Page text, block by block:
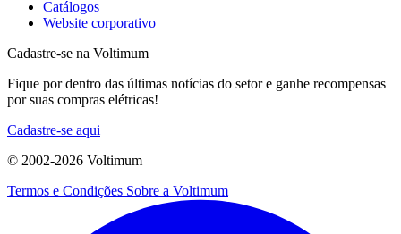
Catálogos
Website corporativo
Cadastre-se na Voltimum
Fique por dentro das últimas notícias do setor e ganhe recompensas
por suas compras elétricas!
Cadastre-se aqui
© 2002-2026 Voltimum
Termos e Condições Sobre a Voltimum